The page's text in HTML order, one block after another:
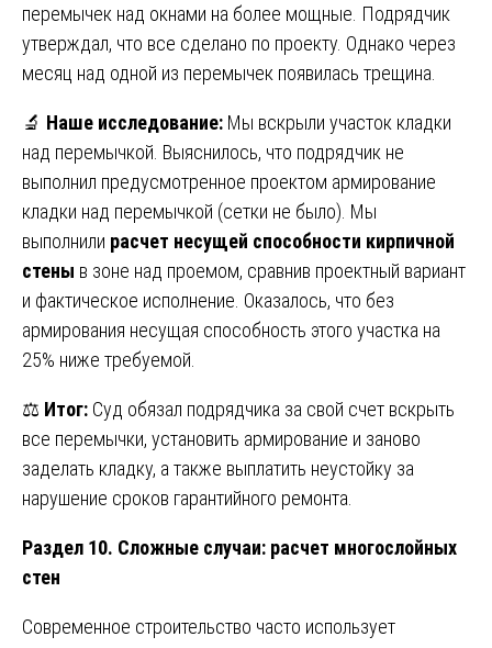
перемычек над окнами на более мощные. Подрядчик
утверждал, что все сделано по проекту. Однако через
месяц над одной из перемычек появилась трещина.
🔬 Наше исследование: Мы вскрыли участок кладки
над перемычкой. Выяснилось, что подрядчик не
выполнил предусмотренное проектом армирование
кладки над перемычкой (сетки не было). Мы
выполнили расчет несущей способности кирпичной
стены в зоне над проемом, сравнив проектный вариант
и фактическое исполнение. Оказалось, что без
армирования несущая способность этого участка на
25% ниже требуемой.
⚖️ Итог: Суд обязал подрядчика за свой счет вскрыть
все перемычки, установить армирование и заново
заделать кладку, а также выплатить неустойку за
нарушение сроков гарантийного ремонта.
Раздел 10. Сложные случаи: расчет многослойных
стен
Современное строительство часто использует